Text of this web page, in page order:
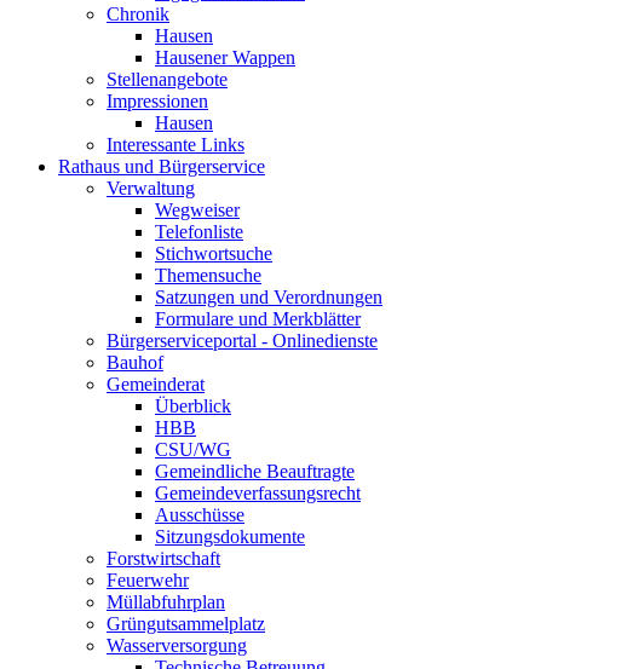
Chronik
Hausen
Hausener Wappen
Stellenangebote
Impressionen
Hausen
Interessante Links
Rathaus und Bürgerservice
Verwaltung
Wegweiser
Telefonliste
Stichwortsuche
Themensuche
Satzungen und Verordnungen
Formulare und Merkblätter
Bürgerserviceportal - Onlinedienste
Bauhof
Gemeinderat
Überblick
HBB
CSU/WG
Gemeindliche Beauftragte
Gemeindeverfassungsrecht
Ausschüsse
Sitzungsdokumente
Forstwirtschaft
Feuerwehr
Müllabfuhrplan
Grüngutsammelplatz
Wasserversorgung